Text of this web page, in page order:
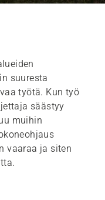
suuresta
työtä. Kun työ
säästyy
muihin
vaaraa ja siten